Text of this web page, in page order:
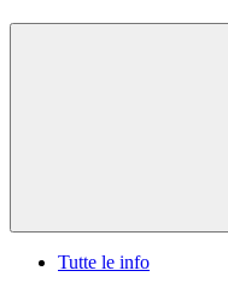
Tutte le info